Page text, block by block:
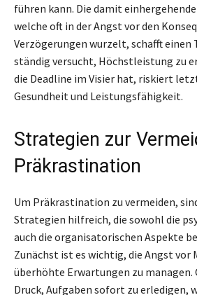
führen kann. Die damit
welche oft in der Angst vor den
Verzögerungen wurzelt, schafft einen
ständig versucht, Höchstleistung zu
die Deadline im Visier hat, riskiert
Gesundheit und Leistungsfähigkeit.
Strategien zur
Präkrastination
Um Präkrastination zu vermeiden,
Strategien hilfreich, die sowohl die
auch die organisatorischen Aspekte
Zunächst ist es wichtig, die Angst vor
überhöhte Erwartungen zu
Druck, Aufgaben sofort zu erledigen,